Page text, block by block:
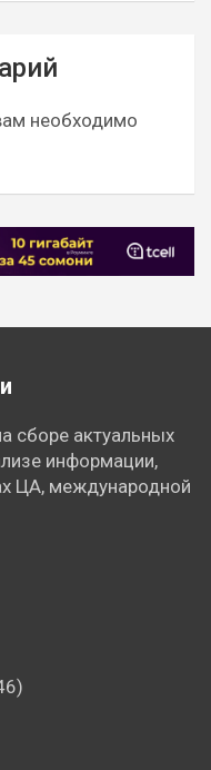
необходимо
сборе актуальных
информации,
ЦА, международной